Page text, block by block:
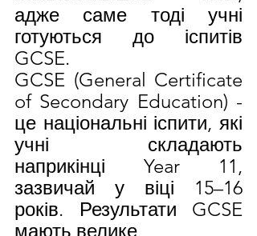
адже саме тоді учні
готуються до іспитів
GCSE.
GCSE (General Certificate
of Secondary Education) -
це національні іспити, які
учні складають
наприкінці Year 11,
зазвичай у віці 15–16
років. Результати GCSE
мають велике